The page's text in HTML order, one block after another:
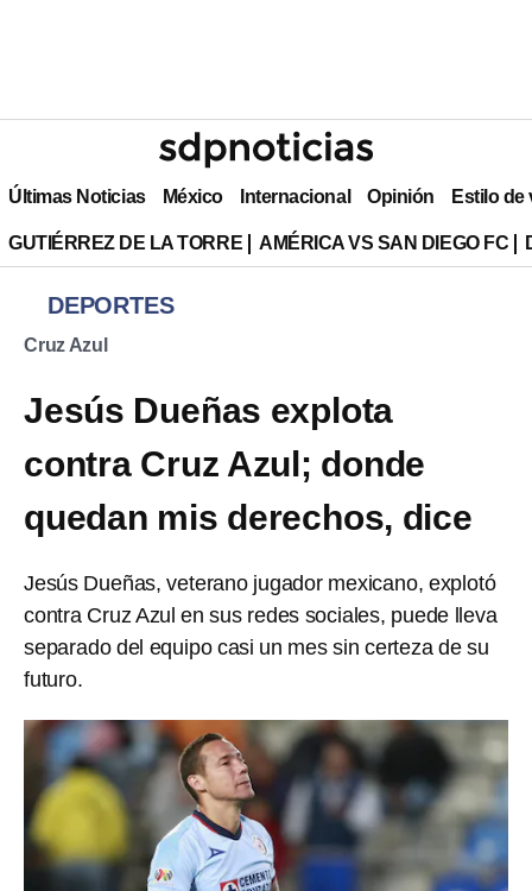
Últimas Noticias México Internacional Opinión Estilo de
GUTIÉRREZ DE LA TORRE AMÉRICA VS SAN DIEGO FC
DEPORTES
Cruz Azul
Jesús Dueñas explota
contra Cruz Azul; donde
quedan mis derechos, dice
Jesús Dueñas, veterano jugador mexicano, explotó
contra Cruz Azul en sus redes sociales, puede lleva
separado del equipo casi un mes sin certeza de su
futuro.